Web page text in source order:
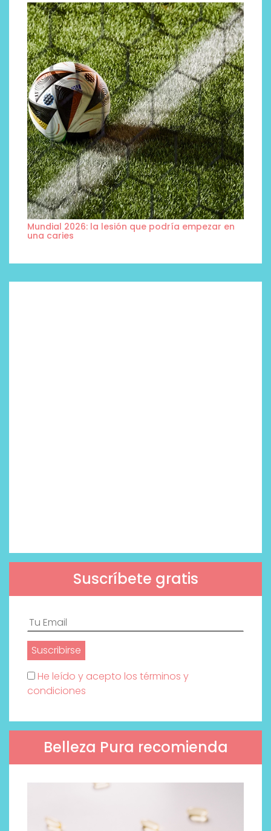
Mundial 2026: la lesión que podría empezar en
una caries
Suscríbete gratis
He leído y acepto los términos y
condiciones
Belleza Pura recomienda